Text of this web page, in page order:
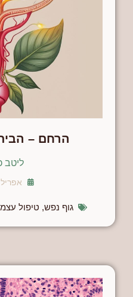
הרחם –
ליטב
אפריל 10, 2025
גוף נפש, טיפול